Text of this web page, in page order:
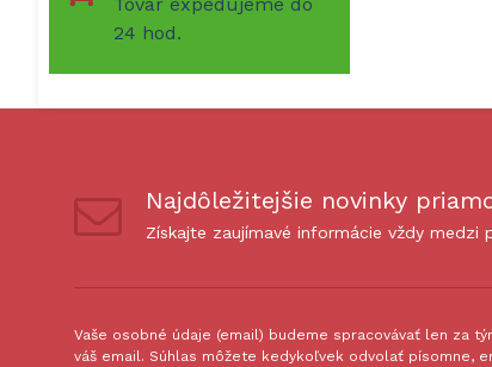
24 hod.
Najdôležitejšie novinky
Získajte zaujímavé informácie vždy medzi
Vaše osobné údaje (email) budeme spracovávať len za
váš email. Súhlas môžete kedykoľvek odvolať písomne,